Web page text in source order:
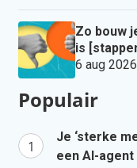
Zo bouw
is
6 aug 2026
Populair
Je ‘sterke
een AI-agent